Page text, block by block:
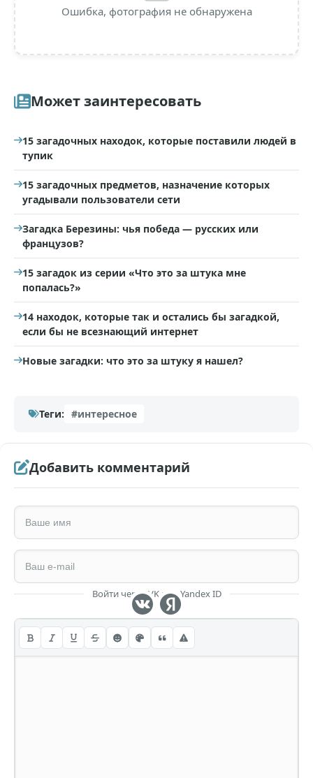
Ошибка, фотография не обнаружена
Может заинтересовать
15 загадочных находок, которые поставили людей в
тупик
15 загадочных предметов, назначение которых
угадывали пользователи сети
Загадка Березины: чья победа — русских или
французов?
15 загадок из серии «Что это за штука мне
попалась?»
14 находок, которые так и остались бы загадкой,
если бы не всезнающий интернет
Новые загадки: что это за штуку я нашел?
Теги: #интересное
Добавить комментарий
Войти через VK или Yandex ID